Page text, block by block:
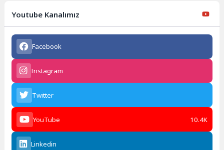
Youtube Kanalımız
Facebook
Instagram
Twitter
YouTube 10.4K
Linkedin